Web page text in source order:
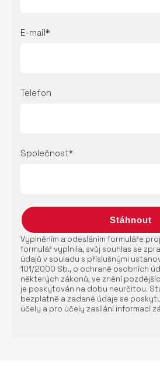
E-mail*
Telefon
Společnost*
Vyplněním a odesláním formuláře
formulář vyplnila, svůj souhlas se
údajů v souladu s příslušnými
101/2000 Sb., o ochraně osobních
některých zákonů, ve znění
je poskytován na dobu neurčitou.
bezplatně a zadané údaje se
účely a pro účely zasílání informací